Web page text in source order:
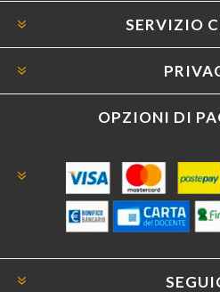
SERVIZIO
OPZIONI DI